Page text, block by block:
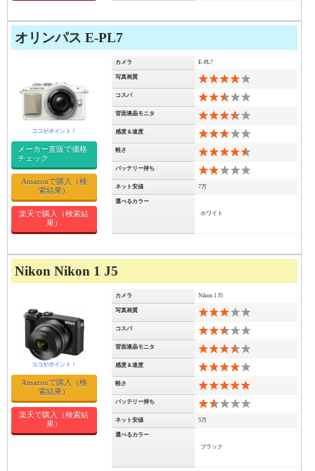
オリンパス E-PL7
カメラ E-PL7
写真画質
コスパ
背面液晶モニタ
感度＆速度
軽さ
バッテリー持ち
ネット安値 7万
選べるカラー
ホワイト
メーカー直販で価格
チェック
Amazonで購入（検
索結果）
楽天で購入（検索結
果）
Nikon Nikon 1 J5
カメラ Nikon 1 J5
写真画質
コスパ
背面液晶モニタ
感度＆速度
軽さ
バッテリー持ち
ネット安値 5万
選べるカラー
ブラック
Amazonで購入（検
索結果）
楽天で購入（検索結
果）